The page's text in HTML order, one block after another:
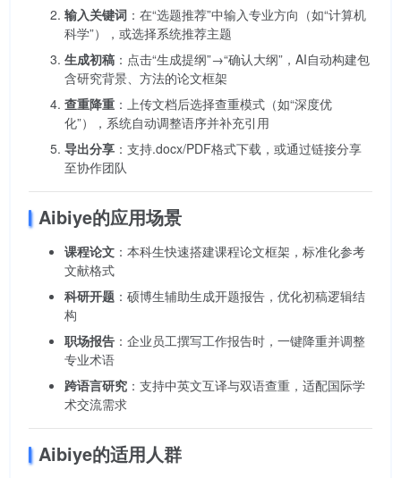
输入关键词 ：在“选题推荐”中输入专业方向（如“计算机
科学”），或选择系统推荐主题
生成初稿 ：点击“生成提纲”→“确认大纲”，AI自动构建包
含研究背景、方法的论文框架
查重降重 ：上传文档后选择查重模式（如“深度优
化”），系统自动调整语序并补充引用
导出分享 ：支持.docx/PDF格式下载，或通过链接分享
至协作团队
Aibiye的应用场景
课程论文 ：本科生快速搭建课程论文框架，标准化参考
文献格式
科研开题 ：硕博生辅助生成开题报告，优化初稿逻辑结
构
职场报告 ：企业员工撰写工作报告时，一键降重并调整
专业术语
跨语言研究 ：支持中英文互译与双语查重，适配国际学
术交流需求
Aibiye的适用人群